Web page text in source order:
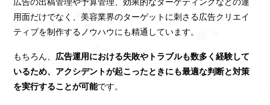
用面だけでなく、美容業界のターゲットに刺さる広告クリエイ
ティブを制作するノウハウにも精通しています。
もちろん、 広告運用における失敗やトラブルも数多く経験して
いるため、アクシデントが起こったときにも最適な判断と対策
を実行することが可能です。